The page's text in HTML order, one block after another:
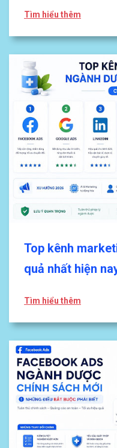
Tìm hiểu thêm
Top kênh
quả nhất hiện
Tìm hiểu thêm